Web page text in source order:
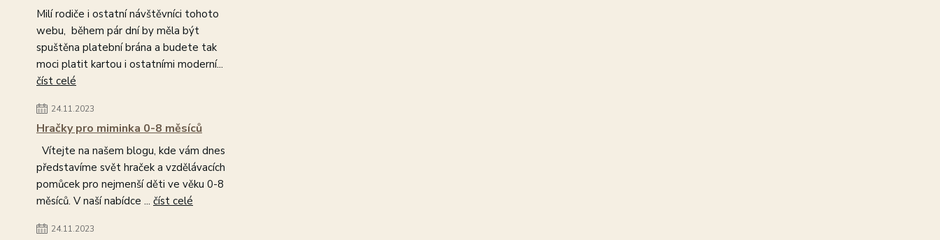
Milí rodiče i ostatní návštěvníci tohoto
webu, během pár dní by měla být
spuštěna platební brána a budete tak
moci platit kartou i ostatními moderní...
číst celé
24.11.2023
Hračky pro miminka 0-8 měsíců
Vítejte na našem blogu, kde vám dnes
představíme svět hraček a vzdělávacích
pomůcek pro nejmenší děti ve věku 0-8
měsíců. V naší nabídce ... číst celé
24.11.2023